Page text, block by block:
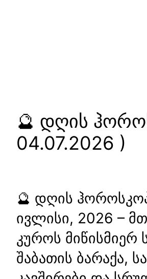
🔮 დღის
04.07.2026 )
🔮 დღის
ივლისი, 2026 –
კუროს მიწისმიერ
შაბათის ბარაქა,